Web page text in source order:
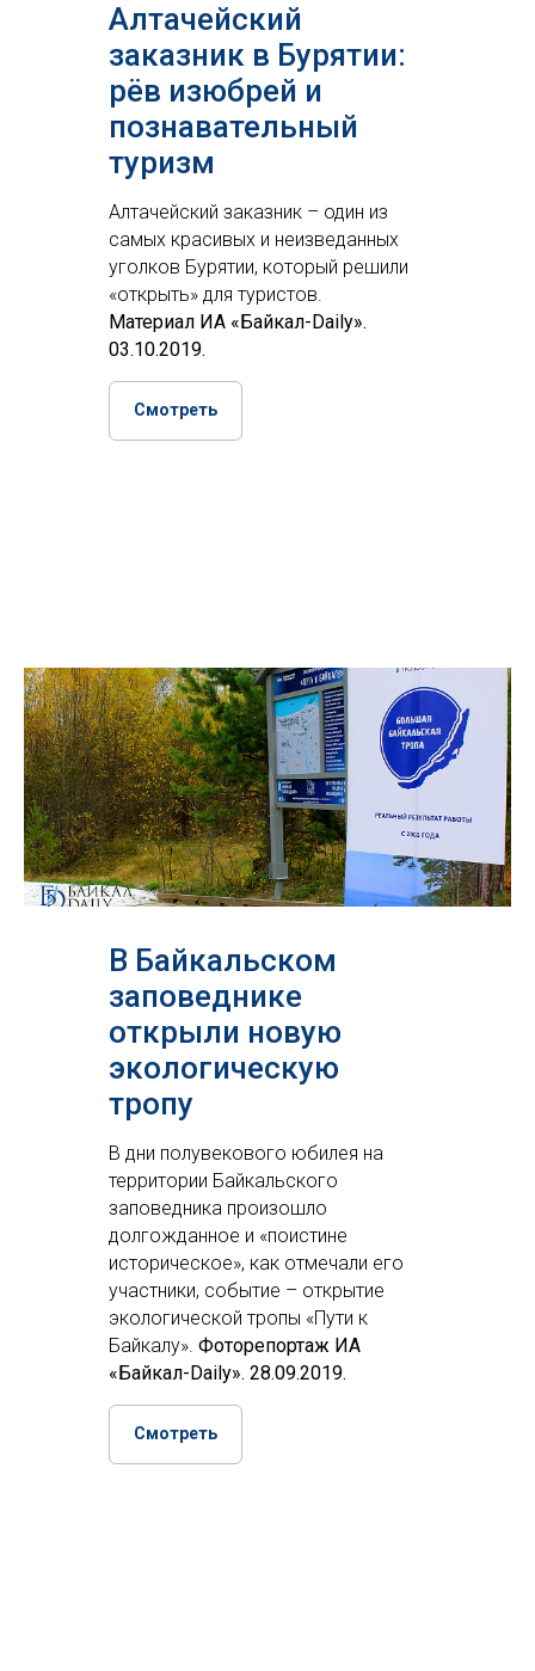
Алтачейский
заказник в Бурятии:
рёв изюбрей и
познавательный
туризм
Алтачейский заказник – один из
самых красивых и неизведанных
уголков Бурятии, который решили
«открыть» для туристов.
Материал ИА «Байкал-Daily».
03.10.2019.
Смотреть
В Байкальском
заповеднике
открыли новую
экологическую
тропу
В дни полувекового юбилея на
территории Байкальского
заповедника произошло
долгожданное и «поистине
историческое», как отмечали его
участники, событие – открытие
экологической тропы «Пути к
Байкалу». Фоторепортаж ИА
«Байкал-Daily». 28.09.2019.
Смотреть